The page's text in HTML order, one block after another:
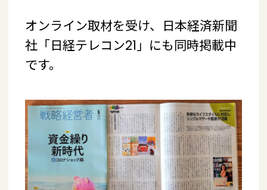
オンライン取材を受け、日本経済新聞
社「日経テレコン21」にも同時掲載中
です。